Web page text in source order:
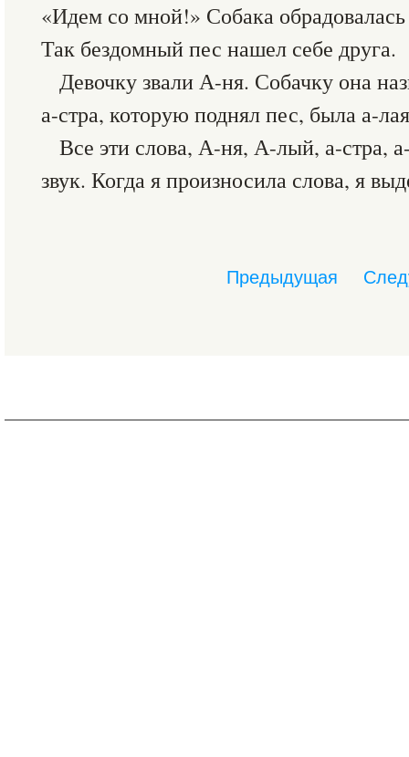
«Идем со мной!» Собака
Так бездомный пес нашел себе друга.
Девочку звали А-ня. Собачку она
а-стра, которую поднял пес, была а-
Все эти слова, А-ня, А-лый, а-стра,
звук. Когда я произносила слова, я
Предыдущая